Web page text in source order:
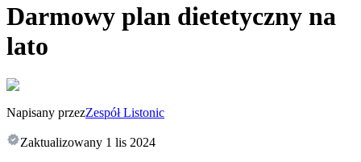
Darmowy plan dietetyczny na
lato
Napisany przezZespół Listonic
Zaktualizowany 1 lis 2024